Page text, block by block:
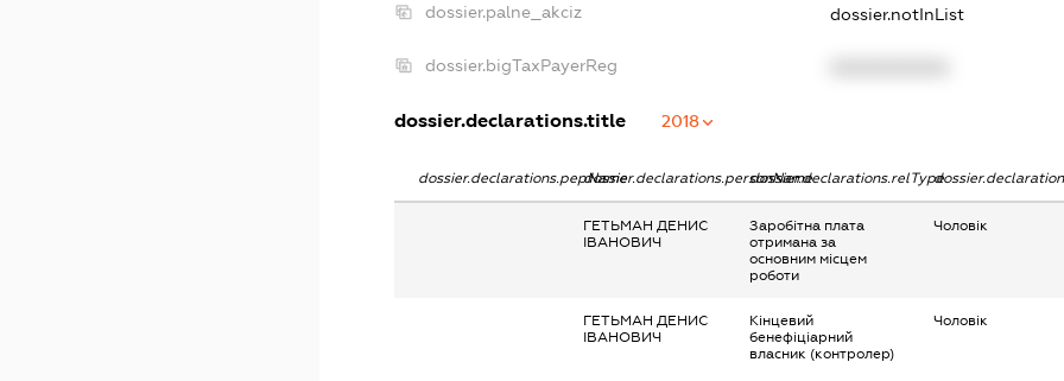
dossier.palne_akciz dossier.notInList
dossier.bigTaxPayerReg
dossier.declarations.title 2018
dossier.declarations.pepNamedossier.declarations.personNamedossier.declarations.relType
ГЕТЬМАН ДЕНИС
ІВАНОВИЧ
Заробітна плата
отримана за
основним місцем
роботи
Чоловік
ГЕТЬМАН ДЕНИС
ІВАНОВИЧ
Кінцевий
бенефіціарний
власник (контролер)
Чоловік